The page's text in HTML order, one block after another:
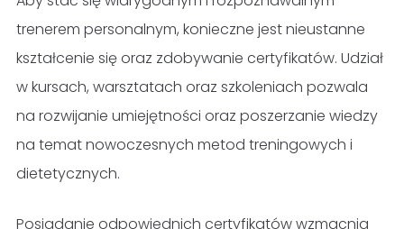
trenerem personalnym, konieczne jest nieustanne
kształcenie się oraz zdobywanie certyfikatów. Udział
w kursach, warsztatach oraz szkoleniach pozwala
na rozwijanie umiejętności oraz poszerzanie wiedzy
na temat nowoczesnych metod treningowych i
dietetycznych.
Posiadanie odpowiednich certyfikatów wzmacnia